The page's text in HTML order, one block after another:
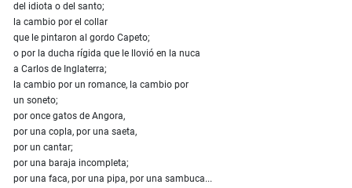
del idiota o del santo;
la cambio por el collar
que le pintaron al gordo Capeto;
o por la ducha rígida que le llovió en la nuca
a Carlos de Inglaterra;
la cambio por un romance, la cambio por
un soneto;
por once gatos de Angora,
por una copla, por una saeta,
por un cantar;
por una baraja incompleta;
por una faca, por una pipa, por una sambuca...